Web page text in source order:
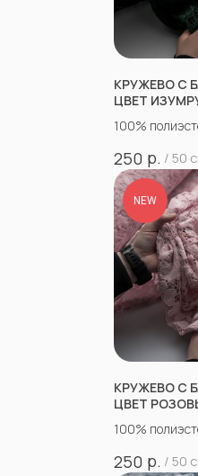
КРУЖЕВО С
ЦВЕТ
100%
250 р. / 50
NEW
КРУЖЕВО С
ЦВЕТ
100%
250 р. / 50